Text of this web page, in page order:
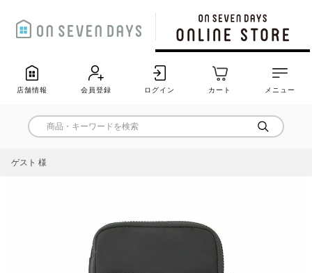
店舗情報 会員登録 ログイン カート メニュー
ゲスト 様